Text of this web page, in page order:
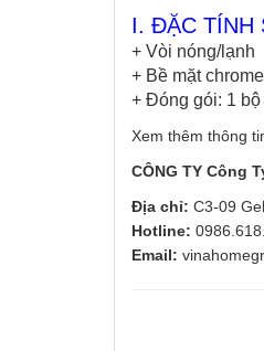
I. ĐẶC TÍNH
+ Vòi nóng/lạnh
+ Bề mặt chrome
+ Đóng gói: 1 bộ
Xem thêm thông
CÔNG TY Công
Địa chỉ: C3-09
Hotline:
Email: